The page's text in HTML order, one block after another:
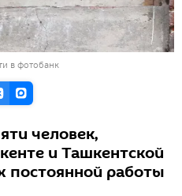
в фотобанк
человек,
и Ташкентской
работы